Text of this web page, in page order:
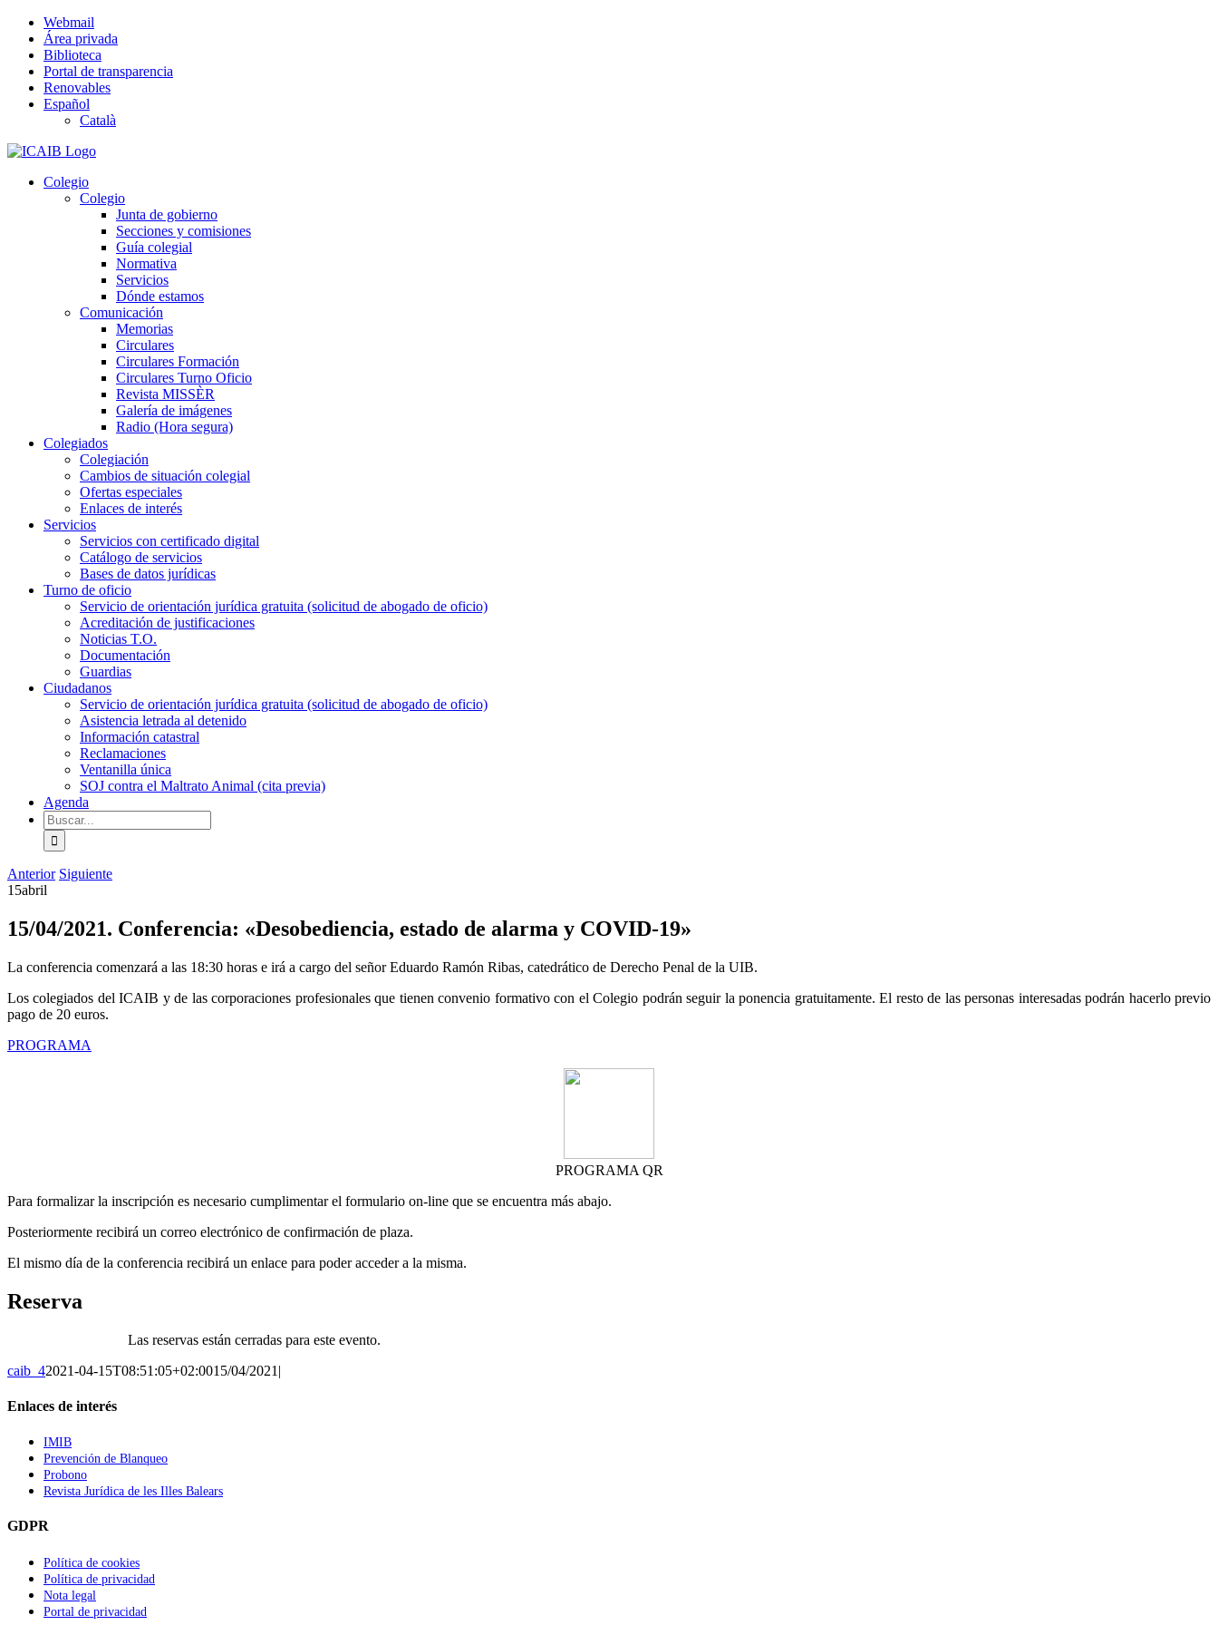
Saltar
contenido
Webmail
Área privada
Biblioteca
Portal de transparencia
Renovables
Español
Català
Colegio
Colegio
Junta de gobierno
Secciones y comisiones
Guía colegial
Normativa
Servicios
Dónde estamos
Comunicación
Memorias
Circulares
Circulares Formación
Circulares Turno Oficio
Revista MISSÈR
Galería de imágenes
Radio (Hora segura)
Colegiados
Colegiación
Cambios de situación colegial
Ofertas especiales
Enlaces de interés
Servicios
Servicios con certificado digital
Catálogo de servicios
Bases de datos jurídicas
Turno de oficio
Servicio de orientación jurídica gratuita (solicitud de abogado de oficio)
Acreditación de justificaciones
Noticias T.O.
Documentación
Guardias
Ciudadanos
Servicio de orientación jurídica gratuita (solicitud de abogado de oficio)
Asistencia letrada al detenido
Información catastral
Reclamaciones
Ventanilla única
SOJ contra el Maltrato Animal (cita previa)
Agenda
Buscar:
Anterior Siguiente
15abril
15/04/2021. Conferencia: «Desobediencia, estado de alarma y COVID-19»
La conferencia comenzará a las 18:30 horas e irá a cargo del señor Eduardo Ramón Ribas, catedrático de Derecho Penal de la UIB.
Los colegiados del ICAIB y de las corporaciones profesionales que tienen convenio formativo con el Colegio podrán seguir la ponencia gratuitamente. El resto de las personas interesadas podrán hacerlo previo
pago de 20 euros.
PROGRAMA
PROGRAMA QR
Para formalizar la inscripción es necesario cumplimentar el formulario on-line que se encuentra más abajo.
Posteriormente recibirá un correo electrónico de confirmación de plaza.
El mismo día de la conferencia recibirá un enlace para poder acceder a la misma.
Reserva
Las reservas están cerradas para este evento.
caib_42021-04-15T08:51:05+02:0015/04/2021 |
Enlaces de interés
IMIB
Prevención de Blanqueo
Probono
Revista Jurídica de les Illes Balears
GDPR
Política de cookies
Política de privacidad
Nota legal
Portal de privacidad